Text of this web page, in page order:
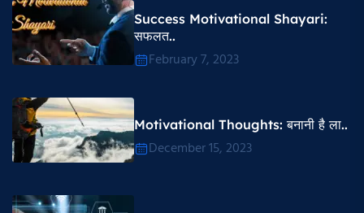
Success Motivational Shayari​:
सफलत..
February 7, 2023
Motivational Thoughts​: बनानी है ला..
December 15, 2023